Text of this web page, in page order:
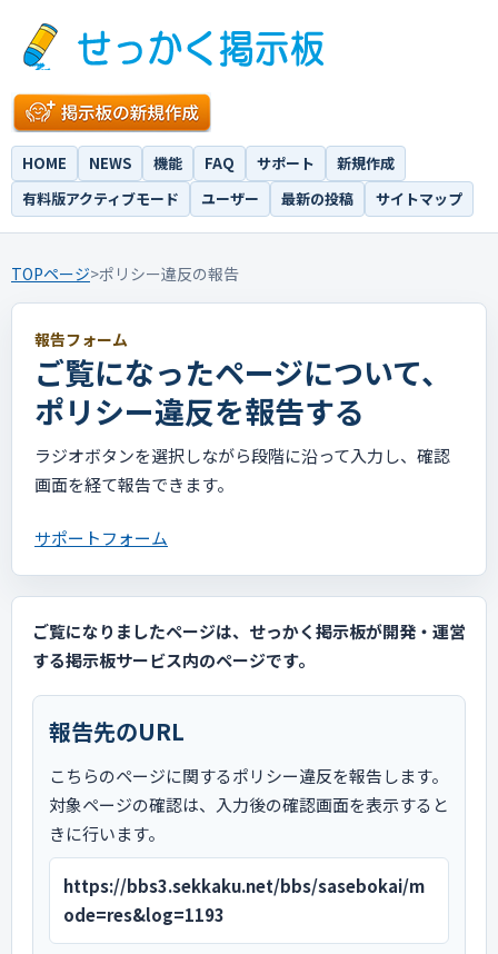
HOME NEWS 機能 FAQ サポート
新規作成
有料版アクティブモード
ユーザー 最新の投稿 サイトマップ
TOPページ>ポリシー違反の報告
報告フォーム
ご覧になったページについて、
ポリシー違反を報告する
ラジオボタンを選択しながら段階に沿って入力し、確認
画面を経て報告できます。
サポートフォーム
ご覧になりましたページは、せっかく掲示板が開発・運営
する掲示板サービス内のページです。
報告先のURL
こちらのページに関するポリシー違反を報告します。
対象ページの確認は、入力後の確認画面を表示すると
きに行います。
https://bbs3.sekkaku.net/bbs/sasebokai/m
ode=res&log=1193